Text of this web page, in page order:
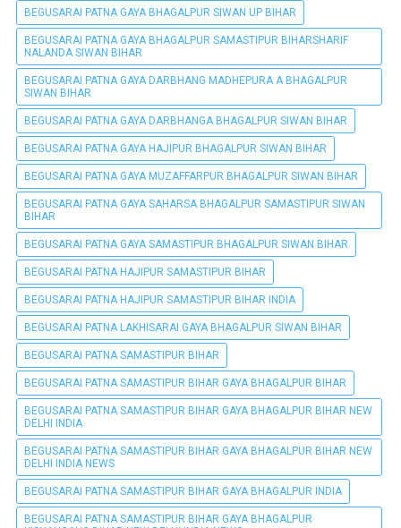
BEGUSARAI PATNA GAYA BHAGALPUR SIWAN UP BIHAR
BEGUSARAI PATNA GAYA BHAGALPUR SAMASTIPUR BIHARSHARIF
NALANDA SIWAN BIHAR
BEGUSARAI PATNA GAYA DARBHANG MADHEPURA A BHAGALPUR
SIWAN BIHAR
BEGUSARAI PATNA GAYA DARBHANGA BHAGALPUR SIWAN BIHAR
BEGUSARAI PATNA GAYA HAJIPUR BHAGALPUR SIWAN BIHAR
BEGUSARAI PATNA GAYA MUZAFFARPUR BHAGALPUR SIWAN BIHAR
BEGUSARAI PATNA GAYA SAHARSA BHAGALPUR SAMASTIPUR SIWAN
BIHAR
BEGUSARAI PATNA GAYA SAMASTIPUR BHAGALPUR SIWAN BIHAR
BEGUSARAI PATNA HAJIPUR SAMASTIPUR BIHAR
BEGUSARAI PATNA HAJIPUR SAMASTIPUR BIHAR INDIA
BEGUSARAI PATNA LAKHISARAI GAYA BHAGALPUR SIWAN BIHAR
BEGUSARAI PATNA SAMASTIPUR BIHAR
BEGUSARAI PATNA SAMASTIPUR BIHAR GAYA BHAGALPUR BIHAR
BEGUSARAI PATNA SAMASTIPUR BIHAR GAYA BHAGALPUR BIHAR NEW
DELHI INDIA
BEGUSARAI PATNA SAMASTIPUR BIHAR GAYA BHAGALPUR BIHAR NEW
DELHI INDIA NEWS
BEGUSARAI PATNA SAMASTIPUR BIHAR GAYA BHAGALPUR INDIA
BEGUSARAI PATNA SAMASTIPUR BIHAR GAYA BHAGALPUR